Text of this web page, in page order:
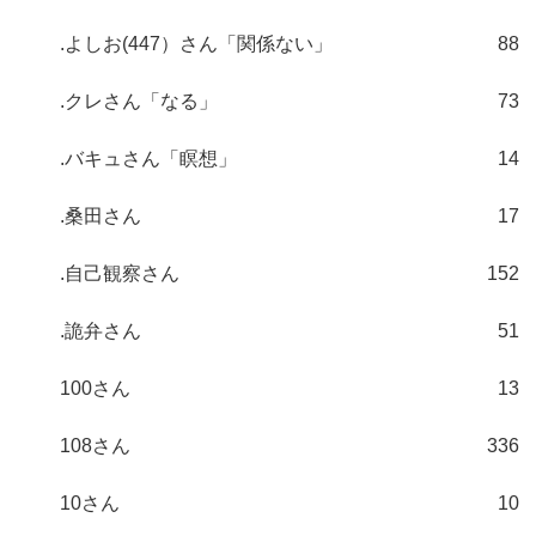
.よしお(447）さん「関係ない」 88
.クレさん「なる」 73
.バキュさん「瞑想」 14
.桑田さん 17
.自己観察さん 152
.詭弁さん 51
100さん 13
108さん 336
10さん 10